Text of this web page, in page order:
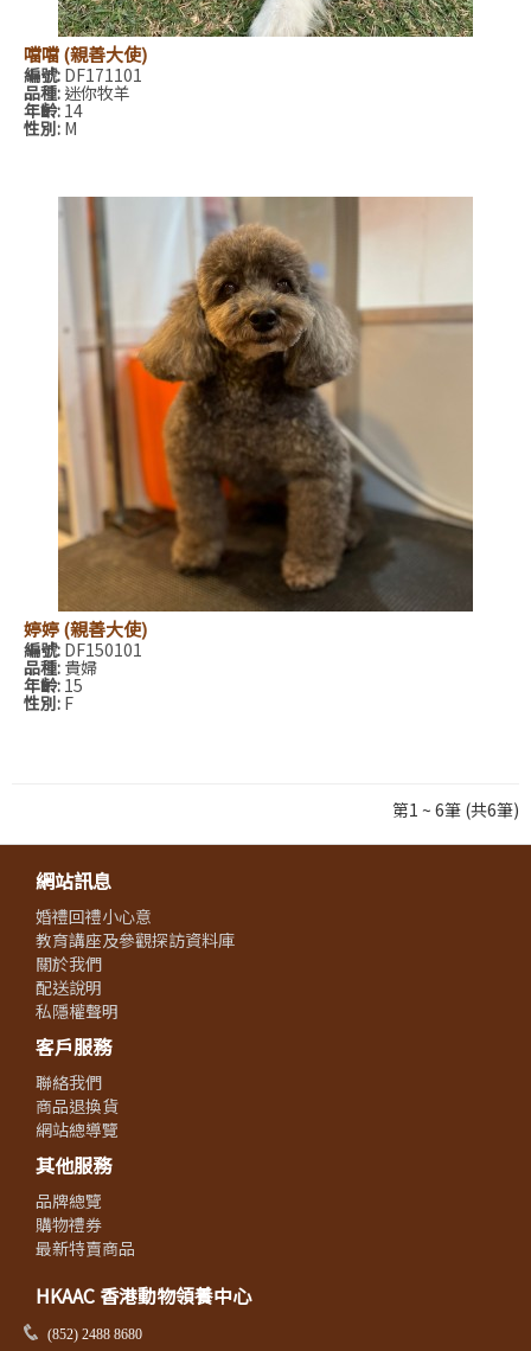
噹噹 (親善大使)
編號: DF171101
品種:迷你牧羊
年齡: 14
性別: M
婷婷 (親善大使)
編號: DF150101
品種: 貴婦
年齡: 15
性別: F
第1 ~ 6筆 (共6筆)
網站訊息
婚禮回禮小心意
教育講座及參觀探訪資料庫
關於我們
配送說明
私隱權聲明
客戶服務
聯絡我們
商品退換貨
網站總導覽
其他服務
品牌總覽
購物禮券
最新特賣商品
HKAAC 香港動物領養中心
(852) 2488 8680